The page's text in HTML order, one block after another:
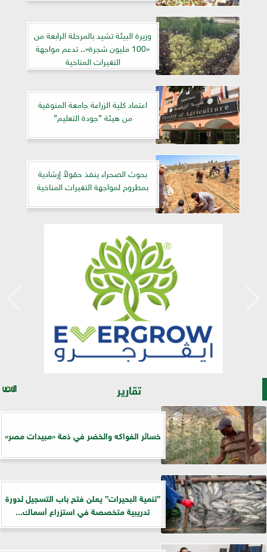
وزيرة البيئة تشيد بالمرحلة الرابعة من
«100 مليون شجرة».. تدعم مواجهة
التغيرات المناخية
اعتماد كلية الزراعة جامعة المنوفية
من هيئة ”جودة التعليم”
بحوث الصحراء ينفذ حقولاً إرشادية
بمطروح لمواجهة التغيرات المناخية
تقارير
خسائر الفواكه والخضر في ذمة «مبيدات مصر»
”تنمية البحيرات” يعلن فتح باب التسجيل لدورة
تدريبية متخصصة في استزراع أسماك...